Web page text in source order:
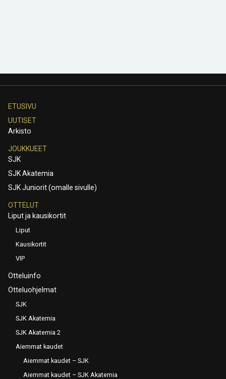
ETUSIVU
UUTISET
Arkisto
JOUKKUEET
SJK
SJK Akatemia
SJK Juniorit (omalle sivulle)
OTTELUT
Liput ja kausikortit
Liput
Kausikortit
VIP
Otteluinfo
Otteluohjelmat
SJK
SJK Akatemia
SJK Akatemia 2
Aiemmat kaudet
Aiemmat kaudet – SJK
Aiemmat kaudet – SJK Akatemia